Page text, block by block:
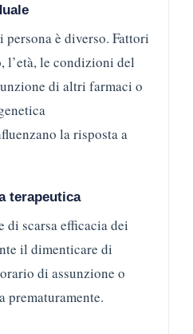
è diverso. Fattori
l’età, le condizioni del
di altri farmaci o
la risposta a
terapeutica
di scarsa efficacia dei
il dimenticare di
di assunzione o
prematuramente.